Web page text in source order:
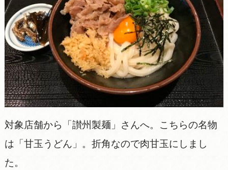
対象店舗から「讃州製麺」さんへ。こちらの名物
は「甘玉うどん」。折角なので肉甘玉にしまし
た。